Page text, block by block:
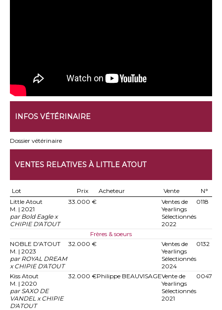
INFOS VÉTÉRINAIRE
Dossier vétérinaire
VENTES RELATIVES À LITTLE ATOUT
Lot Prix Acheteur Vente
N°
Little Atout
M. | 2021
par Bold Eagle x
CHIPIE D'ATOUT
33.000 €
Ventes de
Yearlings
Sélectionnés
2022
0118
Frères & soeurs
NOBLE D'ATOUT
M. | 2023
par ROYAL DREAM
x CHIPIE D'ATOUT
32.000 €
Ventes de
Yearlings
Sélectionnés
2024
0132
Kiss Atout
M. | 2020
par SAXO DE
VANDEL x CHIPIE
D'ATOUT
32.000 €Philippe BEAUVISAGEVente de
Yearlings
Sélectionnés
2021
0047